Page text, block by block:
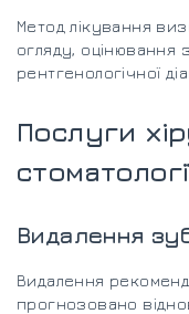
Метод лікування
огляду, оцінювання
рентгенологічної
Послуги
Видалення
Видалення
прогнозовано